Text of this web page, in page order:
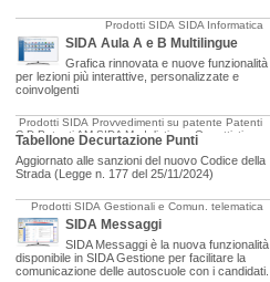
Prodotti SIDA SIDA Informatica
SIDA Aula A e B Multilingue
Grafica rinnovata e nuove funzionalità
per lezioni più interattive, personalizzate e
coinvolgenti
Prodotti SIDA Provvedimenti su patente Patenti
C-D Patenti AM SIDA Modulistica e Oggettistica
Tabellone Decurtazione Punti
Aggiornato alle sanzioni del nuovo Codice della
Strada (Legge n. 177 del 25/11/2024)
Prodotti SIDA Gestionali e Comun. telematica
SIDA Messaggi
SIDA Messaggi è la nuova funzionalità
disponibile in SIDA Gestione per facilitare la
comunicazione delle autoscuole con i candidati.